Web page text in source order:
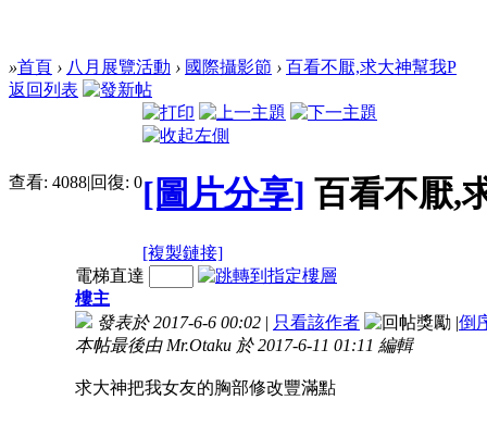
»首頁 › 八月展覽活動 › 國際攝影節 › 百看不厭,求大神幫我P
返回列表
查看: 4088|回復: 0[圖片分享] 百看不厭,
[複製鏈接]
電梯直達
樓主
發表於 2017-6-6 00:02 | 只看該作者 |倒
本帖最後由 Mr.Otaku 於 2017-6-11 01:11 編輯
求大神把我女友的胸部修改豐滿點